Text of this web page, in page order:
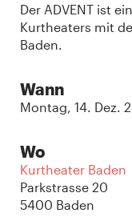
Der ADVENT ist
Kurtheaters mit
Baden.
Wann
Montag, 14. Dez.
Wo
Kurtheater Baden
Parkstrasse 20
5400 Baden